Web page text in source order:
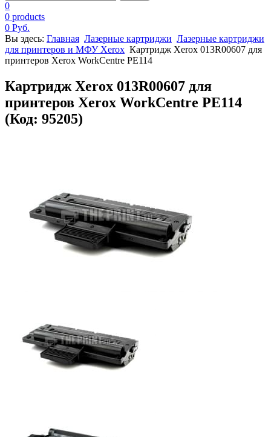
0
0 products
0 Руб.
Вы здесь: Главная Лазерные картриджи Лазерные картриджи
для принтеров и МФУ Xerox Картридж Xerox 013R00607 для
принтеров Xerox WorkCentre PE114
Картридж Xerox 013R00607 для
принтеров Xerox WorkCentre PE114
(Код: 95205)